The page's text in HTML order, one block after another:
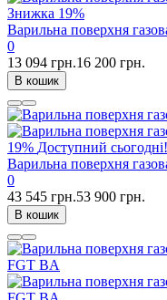
Знижка 19%
Варильна поверхня
0
13 094 грн.16 200 грн.
В кошик
19% Доступний сьогодні!
Варильна поверхня
0
43 545 грн.53 900 грн.
В кошик